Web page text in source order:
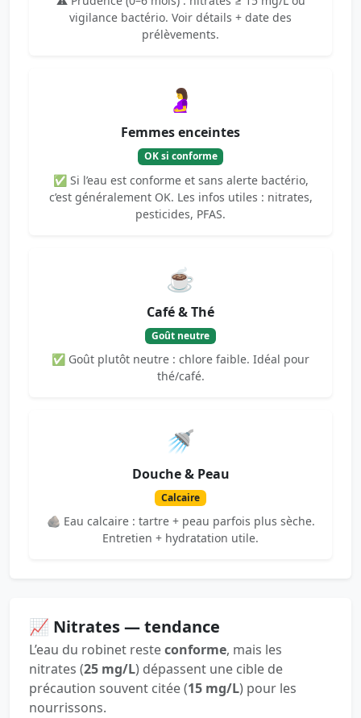
vigilance bactério. Voir détails + date des
prélèvements.
🤰
Femmes enceintes
OK si conforme
✅ Si l’eau est conforme et sans alerte bactério,
c’est généralement OK. Les infos utiles : nitrates,
pesticides, PFAS.
☕
Café & Thé
Goût neutre
✅ Goût plutôt neutre : chlore faible. Idéal pour
thé/café.
🚿
Douche & Peau
Calcaire
🪨 Eau calcaire : tartre + peau parfois plus sèche.
Entretien + hydratation utile.
📈 Nitrates — tendance
L’eau du robinet resteconforme, mais les
nitrates (25 mg/L) dépassent une cible de
précaution souvent citée (15 mg/L) pour les
nourrissons.